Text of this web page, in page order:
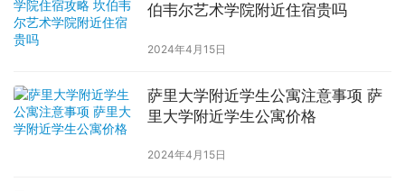
伯韦尔艺术学院附近住宿贵吗
2024年4月15日
萨里大学附近学生公寓注意事项 萨
里大学附近学生公寓价格
2024年4月15日